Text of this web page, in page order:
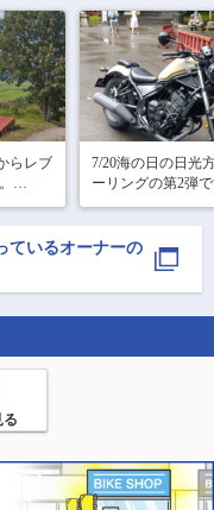
らレブ
ッシュ
ょっ
7/20海の日の日光
ーリングの第2弾
宮に向かいました
渋滞しており急に
ているオーナーの
る